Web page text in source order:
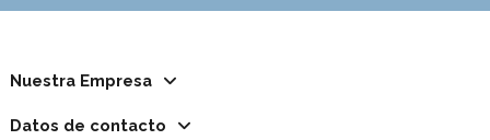
Nuestra Empresa
Datos de contacto